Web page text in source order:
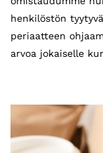
henkilöstön
periaatteen
arvoa jokaiselle